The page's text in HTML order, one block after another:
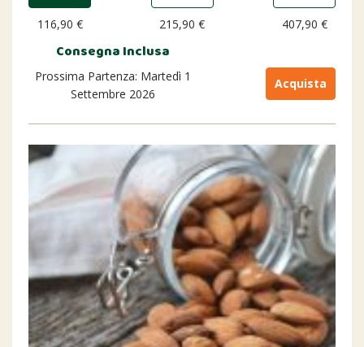
116,90 € 215,90 € 407,90 €
Consegna Inclusa
Prossima Partenza: Martedì 1
Settembre 2026
Acquista